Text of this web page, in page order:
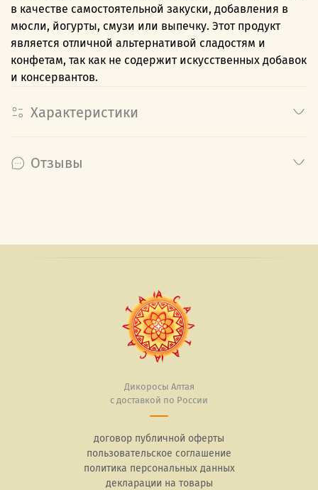
в качестве самостоятельной закуски, добавления в
мюсли, йогурты, смузи или выпечку. Этот продукт
является отличной альтернативой сладостям и
конфетам, так как не содержит искусственных добавок
и консервантов.
Характеристики
Отзывы
Дикоросы Алтая
с доставкой по России
договор публичной оферты
пользовательское соглашение
политика персональных данных
декларации на товары